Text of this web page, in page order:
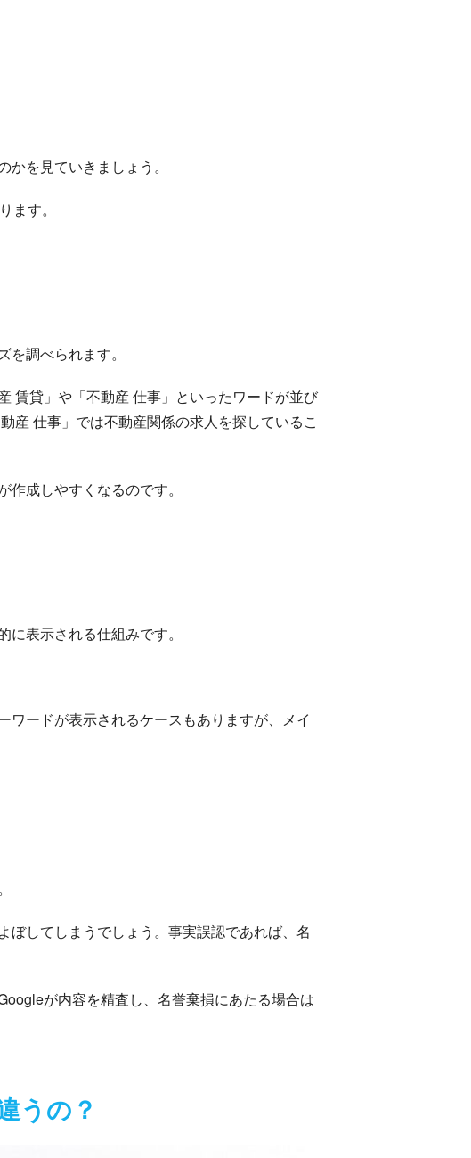
を見ていきましょう。
ます。
調べられます。
賃貸」や「不動産 仕事」といったワードが並び
産 仕事」では不動産関係の求人を探しているこ
成しやすくなるのです。
表示される仕組みです。
ワードが表示されるケースもありますが、メイ
してしまうでしょう。事実誤認であれば、名
が内容を精査し、名誉棄損にあたる場合は
うの？